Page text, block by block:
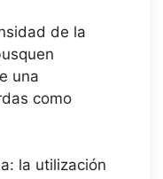
de la
una
como
la utilización